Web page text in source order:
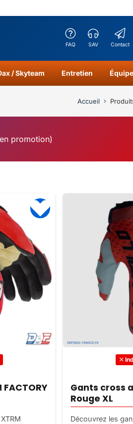
FAQ SAV Contact
/ Skyteam Entretien
Accueil
promotion)
FACTORY
Gants cross
Rouge XL
Découvrez les